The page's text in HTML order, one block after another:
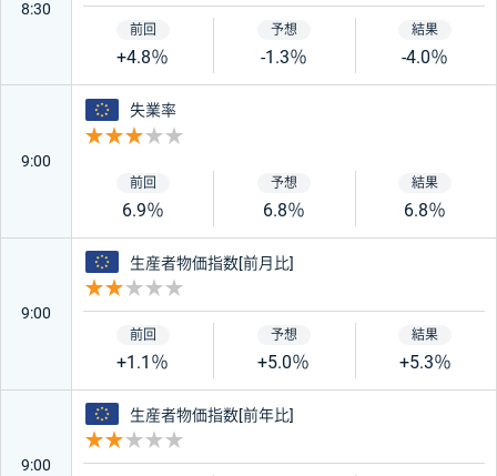
8:30
+4.8％ -1.3％ -4.0％
9:00
ユーロ
失業率
6.9％ 6.8％ 6.8％
9:00
ユーロ
生産者物価指数[前月比]
+1.1％ +5.0％ +5.3％
9:00
ユーロ
生産者物価指数[前年比]